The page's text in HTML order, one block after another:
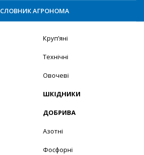
СЛОВНИК АГРОНОМА
Круп’яні
Технічні
Овочеві
ШКІДНИКИ
ДОБРИВА
Азотні
Фосфорні